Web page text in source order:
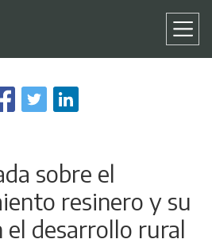
al
contenido
sobre el
resinero y su
el desarrollo rural